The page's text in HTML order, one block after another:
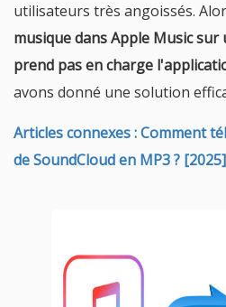
utilisateurs très angoissés.
musique dans Apple Music
prend pas en charge
avons donné une solution
Articles connexes : Comment
de SoundCloud en MP3 ? [2025]